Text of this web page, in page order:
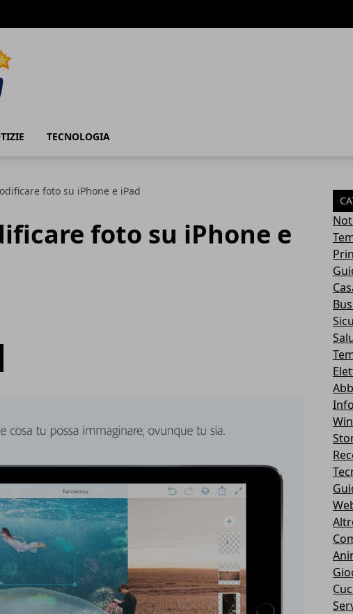
TECNOLOGIA
foto su iPhone e iPad
foto su iPhone e